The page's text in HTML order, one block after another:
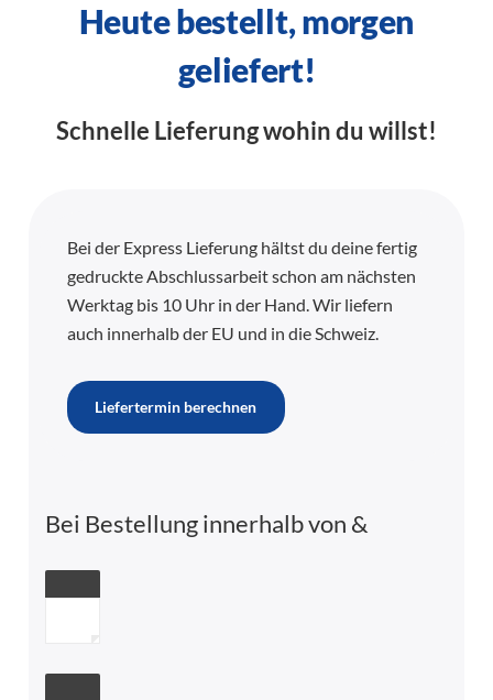
Heute bestellt, morgen
geliefert!
Schnelle Lieferung wohin du willst!
Bei der Express Lieferung hältst du deine fertig
gedruckte Abschlussarbeit schon am nächsten
Werktag bis 10 Uhr in der Hand. Wir liefern
auch innerhalb der EU und in die Schweiz.
Liefertermin berechnen
Bei Bestellung innerhalb von &